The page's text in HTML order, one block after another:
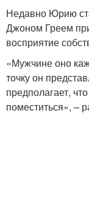
Недавно Юрию
Джоном Греем
восприятие
«Мужчине оно
точку он
предполагает,
поместиться», –